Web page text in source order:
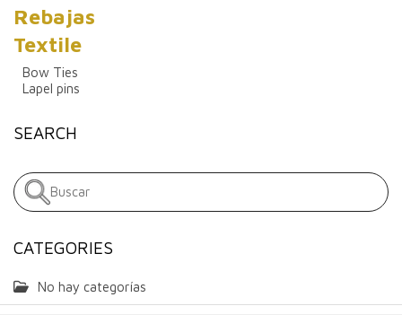
Rebajas
Textile
Bow Ties
Lapel pins
SEARCH
CATEGORIES
No hay categorías